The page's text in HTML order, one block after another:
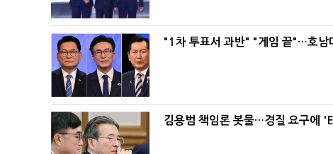
"1차 투표서 과반" "게임 끝"…호남
김용범 책임론 봇물…경질 요구에